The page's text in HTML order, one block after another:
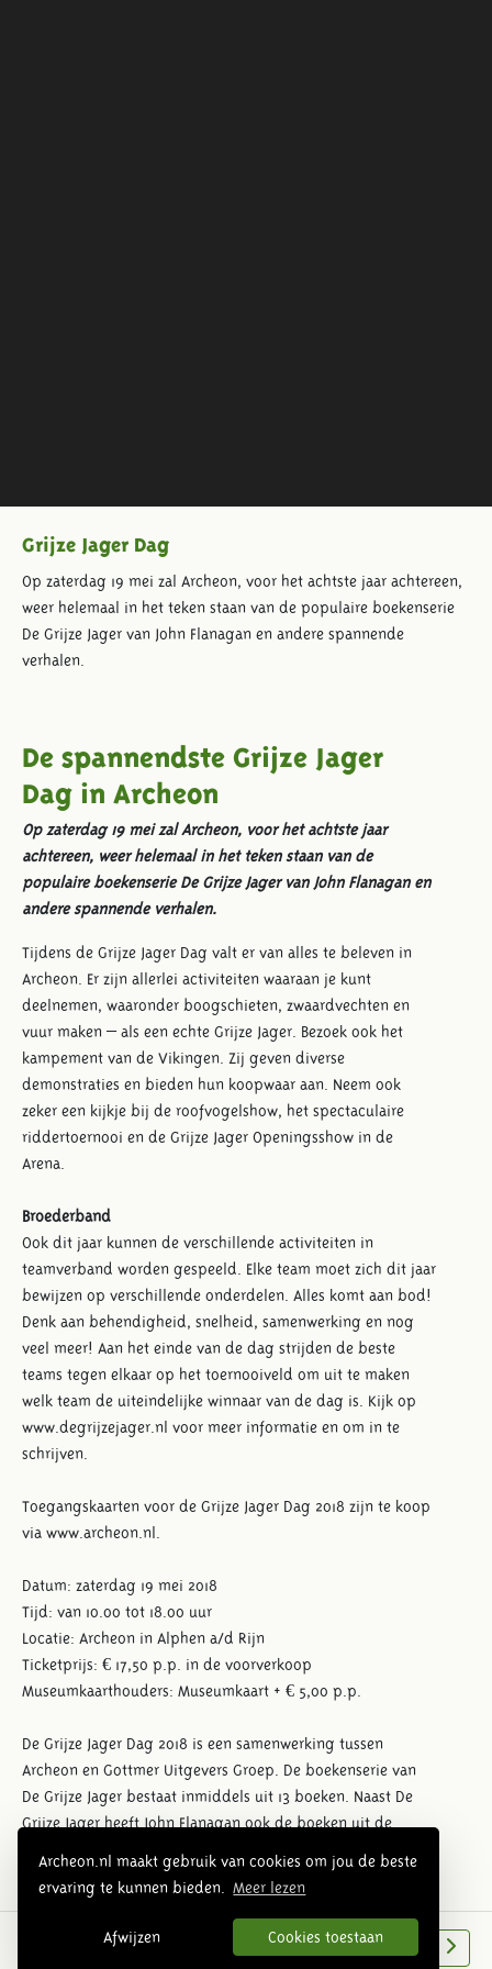
Archeon.nl maakt gebruik van cookies om jou de beste
ervaring te kunnen bieden.
Meer lezen
Afwijzen Cookies toestaan
Grijze Jager Dag
Op zaterdag 19 mei zal Archeon, voor het achtste jaar achtereen,
weer helemaal in het teken staan van de populaire boekenserie
De Grijze Jager van John Flanagan en andere spannende
verhalen.
De spannendste Grijze Jager
Dag in Archeon
Op zaterdag 19 mei zal Archeon, voor het achtste jaar
achtereen, weer helemaal in het teken staan van de
populaire boekenserie De Grijze Jager van John Flanagan en
andere spannende verhalen.
Tijdens de Grijze Jager Dag valt er van alles te beleven in
Archeon. Er zijn allerlei activiteiten waaraan je kunt
deelnemen, waaronder boogschieten, zwaardvechten en
vuur maken – als een echte Grijze Jager. Bezoek ook het
kampement van de Vikingen. Zij geven diverse
demonstraties en bieden hun koopwaar aan. Neem ook
zeker een kijkje bij de roofvogelshow, het spectaculaire
riddertoernooi en de Grijze Jager Openingsshow in de
Arena.
Broederband
Ook dit jaar kunnen de verschillende activiteiten in
teamverband worden gespeeld. Elke team moet zich dit jaar
bewijzen op verschillende onderdelen. Alles komt aan bod!
Denk aan behendigheid, snelheid, samenwerking en nog
veel meer! Aan het einde van de dag strijden de beste
teams tegen elkaar op het toernooiveld om uit te maken
welk team de uiteindelijke winnaar van de dag is. Kijk op
www.degrijzejager.nl voor meer informatie en om in te
schrijven.
Toegangskaarten voor de Grijze Jager Dag 2018 zijn te koop
via www.archeon.nl.
Datum: zaterdag 19 mei 2018
Tijd: van 10.00 tot 18.00 uur
Locatie: Archeon in Alphen a/d Rijn
Ticketprijs: € 17,50 p.p. in de voorverkoop
Museumkaarthouders: Museumkaart + € 5,00 p.p.
De Grijze Jager Dag 2018 is een samenwerking tussen
Archeon en Gottmer Uitgevers Groep. De boekenserie van
De Grijze Jager bestaat inmiddels uit 13 boeken. Naast De
Grijze Jager heeft John Flanagan ook de boeken uit de
Broederband-serie, die inmiddels uit 7 boeken bestaat,
Overzichtsfoto park Volgende